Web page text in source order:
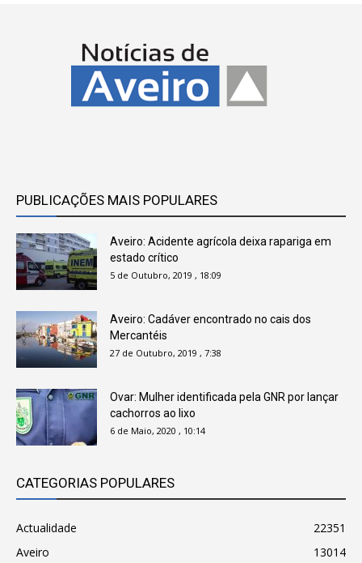
PUBLICAÇÕES MAIS POPULARES
Aveiro: Acidente agrícola deixa rapariga em
estado crítico
5 de Outubro, 2019 , 18:09
Aveiro: Cadáver encontrado no cais dos
Mercantéis
27 de Outubro, 2019 , 7:38
Ovar: Mulher identificada pela GNR por lançar
cachorros ao lixo
6 de Maio, 2020 , 10:14
CATEGORIAS POPULARES
Actualidade
22351
Aveiro
13014